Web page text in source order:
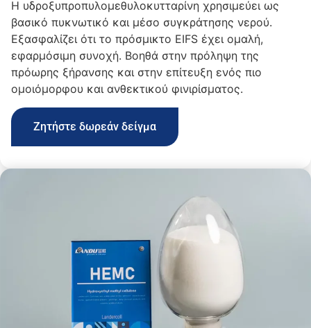
Η υδροξυπροπυλομεθυλοκυτταρίνη χρησιμεύει ως
βασικό πυκνωτικό και μέσο συγκράτησης νερού.
Εξασφαλίζει ότι το πρόσμικτο EIFS έχει ομαλή,
εφαρμόσιμη συνοχή. Βοηθά στην πρόληψη της
πρόωρης ξήρανσης και στην επίτευξη ενός πιο
ομοιόμορφου και ανθεκτικού φινιρίσματος.
Ζητήστε δωρεάν δείγμα